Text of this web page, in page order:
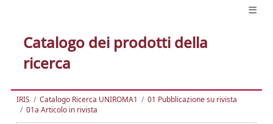
Catalogo dei prodotti della
ricerca
IRIS Catalogo Ricerca UNIROMA1
01 Pubblicazione su rivista
01a Articolo in rivista